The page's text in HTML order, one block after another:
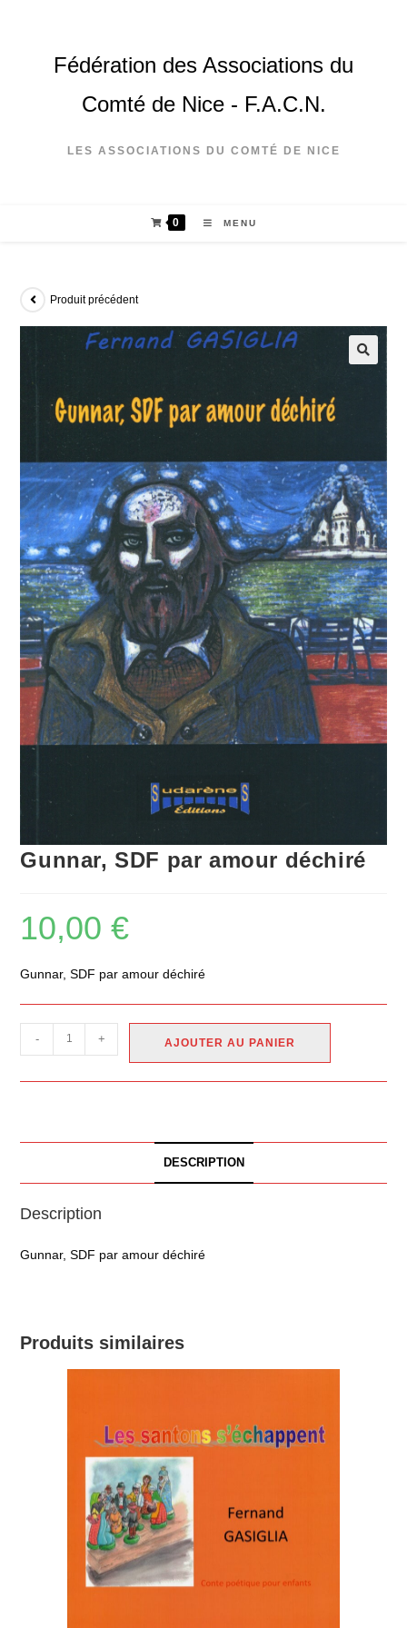
Fédération des Associations du
Comté de Nice - F.A.C.N.
LES ASSOCIATIONS DU COMTÉ DE NICE
0 MENU
Produit précédent
Gunnar, SDF par amour déchiré
10,00€
Gunnar, SDF par amour déchiré
- + AJOUTER AU PANIER
DESCRIPTION
Description
Gunnar, SDF par amour déchiré
Produits similaires